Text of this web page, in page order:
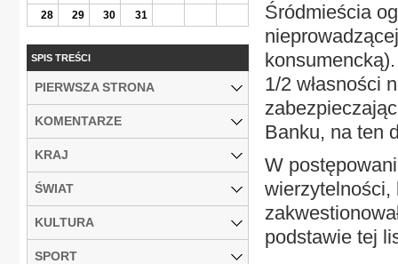
Śródmieścia
konsumencką).
1/2 własności
Banku, na ten
W
wierzytelności,
podstawie tej
28
29 30 31
SPIS TREŚCI
PIERWSZA STRONA
KOMENTARZE
KRAJ
ŚWIAT
KULTURA
SPORT